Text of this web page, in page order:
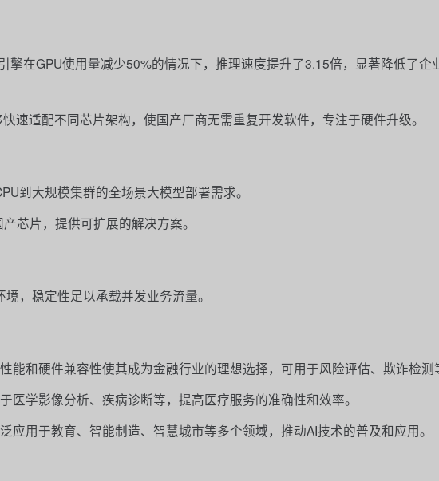
擎在GPU使用量减少50%的情况下，推理速度提升了3.15倍，显著降低了企
速适配不同芯片架构，使国产厂商无需重复开发软件，专注于硬件升级。
到大规模集群的全场景大模型部署需求。
芯片，提供可扩展的解决方案。
，稳定性足以承载并发业务流量。
能和硬件兼容性使其成为金融行业的理想选择，可用于风险评估、欺诈检测
医学影像分析、疾病诊断等，提高医疗服务的准确性和效率。
应用于教育、智能制造、智慧城市等多个领域，推动AI技术的普及和应用。